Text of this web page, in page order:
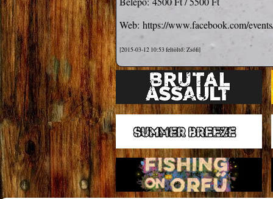
Web: https://www.facebook.com/
[2015-03-12 10:53 feltöltő: Zsófi]